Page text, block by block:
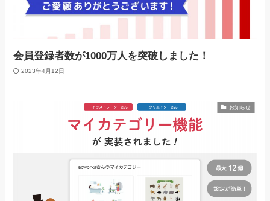
会員登録者数が1000万人を突破しました！
2023年4月12日
お知らせ